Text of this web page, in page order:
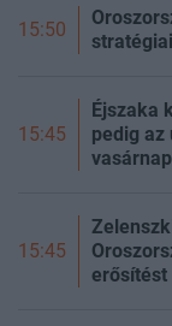
15:50
15:45
Éjszaka
pedig az
vasárnap
15:45
erősítést